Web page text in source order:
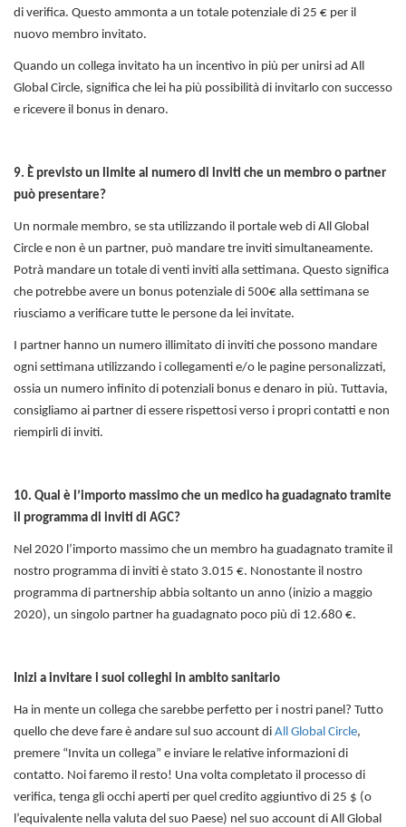
di verifica. Questo ammonta a un totale potenziale di 25 € per il
nuovo membro invitato.
Quando un collega invitato ha un incentivo in più per unirsi ad All
Global Circle, significa che lei ha più possibilità di invitarlo con successo
e ricevere il bonus in denaro.
9. È previsto un limite al numero di inviti che un membro o partner
può presentare?
Un normale membro, se sta utilizzando il portale web di All Global
Circle e non è un partner, può mandare tre inviti simultaneamente.
Potrà mandare un totale di venti inviti alla settimana. Questo significa
che potrebbe avere un bonus potenziale di 500€ alla settimana se
riusciamo a verificare tutte le persone da lei invitate.
I partner hanno un numero illimitato di inviti che possono mandare
ogni settimana utilizzando i collegamenti e/o le pagine personalizzati,
ossia un numero infinito di potenziali bonus e denaro in più. Tuttavia,
consigliamo ai partner di essere rispettosi verso i propri contatti e non
riempirli di inviti.
10. Qual è l’importo massimo che un medico ha guadagnato tramite
il programma di inviti di AGC?
Nel 2020 l’importo massimo che un membro ha guadagnato tramite il
nostro programma di inviti è stato 3.015 €. Nonostante il nostro
programma di partnership abbia soltanto un anno (inizio a maggio
2020), un singolo partner ha guadagnato poco più di 12.680 €.
Inizi a invitare i suoi colleghi in ambito sanitario
Ha in mente un collega che sarebbe perfetto per i nostri panel? Tutto
quello che deve fare è andare sul suo account di All Global Circle,
premere “Invita un collega” e inviare le relative informazioni di
contatto. Noi faremo il resto! Una volta completato il processo di
verifica, tenga gli occhi aperti per quel credito aggiuntivo di 25 $ (o
l’equivalente nella valuta del suo Paese) nel suo account di All Global